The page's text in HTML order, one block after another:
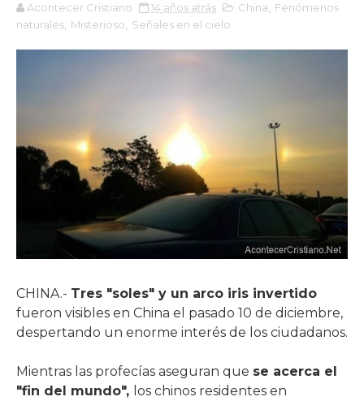
Acontecer Cristiano 14 años atrás China
Fenómenos
naturales Misterioso Señales en el cielo
CHINA.- Tres "soles" y un arco iris invertido
fueron visibles en China el pasado 10 de diciembre,
despertando un enorme interés de los ciudadanos.
Mientras las profecías aseguran que se acerca el
"fin del mundo", los chinos residentes en